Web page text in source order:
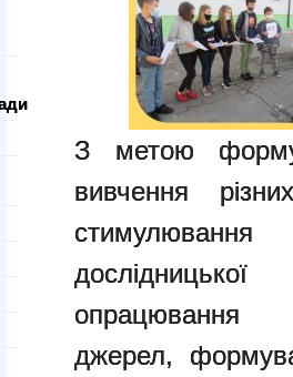
З метою
вивчення
опрацювання
джерел,